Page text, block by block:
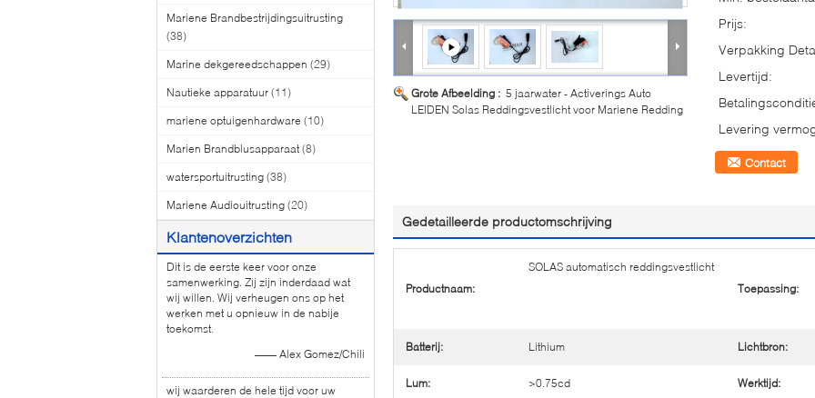
Mariene Brandbestrijdingsuitrusting
(38)
Marine dekgereedschappen (29)
Nautieke apparatuur (11)
mariene optuigenhardware (10)
Marien Brandblusapparaat (8)
watersportuitrusting (38)
Mariene Audiouitrusting (20)
Klantenoverzichten
Dit is de eerste keer voor onze
samenwerking. Zij zijn inderdaad wat
wij willen. Wij verheugen ons op het
werken met u opnieuw in de nabije
toekomst.
—— Alex Gomez/Chili
wij waarderen de hele tijd voor uw
Grote Afbeelding : 5 jaarwater - Activerings Auto
LEIDEN Solas Reddingsvestlicht voor Mariene Redding
Prijs:
Verpakking
Levertijd:
Levering
Contact
Gedetailleerde productomschrijving
Productnaam:
SOLAS automatisch reddingsvestlicht
Toepassing:
Batterij: Lithium Lichtbron:
Lum: >0.75cd Werktijd: